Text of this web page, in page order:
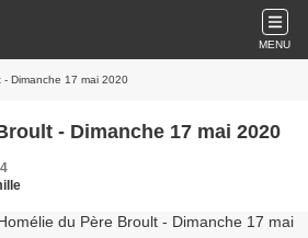
MENU
Dimanche 17 mai 2020
Homélie du Père Broult - Dimanche 17 mai 2020